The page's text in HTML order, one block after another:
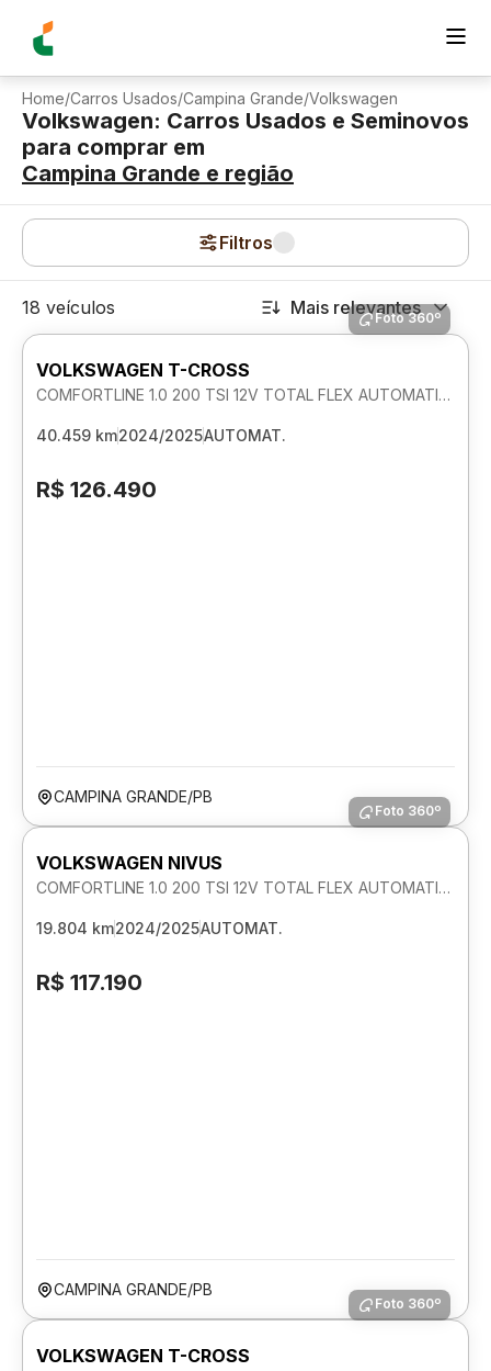
Home/Carros Usados/Campina Grande/Volkswagen
Volkswagen: Carros Usados e Seminovos
para comprar em
Campina Grande e região
Filtros
18 veículos Mais relevantes
Foto 360º
VOLKSWAGEN T-CROSS
COMFORTLINE 1.0 200 TSI 12V TOTAL FLEX AUTOMATICO
40.459 km2024/2025AUTOMAT.
R$ 126.490
CAMPINA GRANDE/PB
Foto 360º
VOLKSWAGEN NIVUS
COMFORTLINE 1.0 200 TSI 12V TOTAL FLEX AUTOMATICO
19.804 km2024/2025AUTOMAT.
R$ 117.190
CAMPINA GRANDE/PB
Foto 360º
VOLKSWAGEN T-CROSS